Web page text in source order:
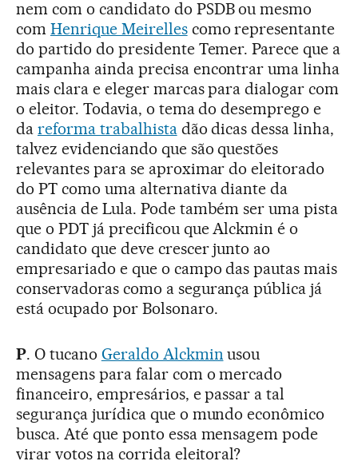
nem com o candidato do PSDB ou mesmo
com Henrique Meirellescomo representante
do partido do presidente Temer. Parece que a
campanha ainda precisa encontrar uma linha
mais clara e eleger marcas para dialogar com
o eleitor. Todavia, o tema do desemprego e
da reforma trabalhistadão dicas dessa linha,
talvez evidenciando que são questões
relevantes para se aproximar do eleitorado
do PT como uma alternativa diante da
ausência de Lula. Pode também ser uma pista
que o PDT já precificou que Alckmin é o
candidato que deve crescer junto ao
empresariado e que o campo das pautas mais
conservadoras como a segurança pública já
está ocupado por Bolsonaro.
P. O tucano Geraldo Alckmin usou
mensagens para falar com o mercado
financeiro, empresários, e passar a tal
segurança jurídica que o mundo econômico
busca. Até que ponto essa mensagem pode
virar votos na corrida eleitoral?